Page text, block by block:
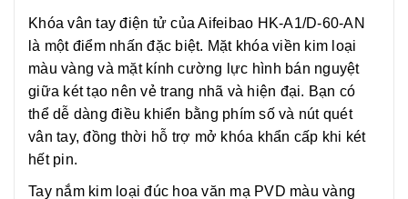
Khóa vân tay điện tử của Aifeibao HK-A1/D-60-AN
là một điểm nhấn đặc biệt. Mặt khóa viền kim loại
màu vàng và mặt kính cường lực hình bán nguyệt
giữa két tạo nên vẻ trang nhã và hiện đại. Bạn có
thể dễ dàng điều khiển bằng phím số và nút quét
vân tay, đồng thời hỗ trợ mở khóa khẩn cấp khi két
hết pin.
Tay nắm kim loại đúc hoa văn mạ PVD màu vàng